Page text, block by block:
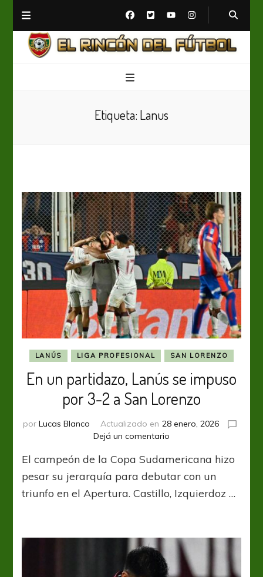
Etiqueta: Lanus
LANÚS LIGA PROFESIONAL SAN LORENZO
En un partidazo, Lanús se impuso
por 3-2 a San Lorenzo
por Lucas Blanco Actualizado en 28 enero, 2026
Dejá un comentario
un
partidazo,
se
San
El campeón de la Copa Sudamericana hizo
pesar su jerarquía para debutar con un
triunfo en el Apertura. Castillo, Izquierdoz …